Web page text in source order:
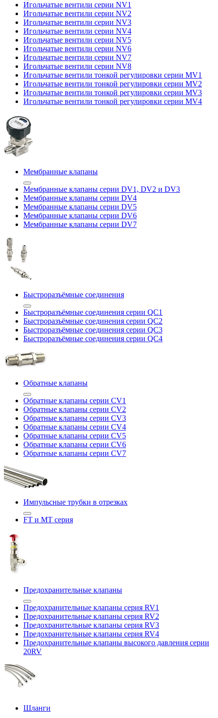
Игольчатые вентили серии NV1
Игольчатые вентили серии NV2
Игольчатые вентили серии NV3
Игольчатые вентили серии NV4
Игольчатые вентили серии NV5
Игольчатые вентили серии NV6
Игольчатые вентили серии NV7
Игольчатые вентили серии NV8
Игольчатые вентили тонкой регулировки серии MV1
Игольчатые вентили тонкой регулировки серии MV2
Игольчатые вентили тонкой регулировки серии MV3
Игольчатые вентили тонкой регулировки серии MV4
Мембранные клапаны
Мембранные клапаны серии DV1, DV2 и DV3
Мембранные клапаны серии DV4
Мембранные клапаны серии DV5
Мембранные клапаны серии DV6
Мембранные клапаны серии DV7
Быстроразъёмные соединения
Быстроразъёмные соединения серии QC1
Быстроразъёмные соединения серии QC2
Быстроразъёмные соединения серии QC3
Быстроразъёмные соединения серии QC4
Обратные клапаны
Обратные клапаны серии CV1
Обратные клапаны серии CV2
Обратные клапаны серии CV3
Обратные клапаны серии CV4
Обратные клапаны серии CV5
Обратные клапаны серии CV6
Обратные клапаны серии CV7
Импульсные трубки в отрезках
FT и MT серия
Предохранительные клапаны
Предохранительные клапаны серия RV1
Предохранительные клапаны серия RV2
Предохранительные клапаны серия RV3
Предохранительные клапаны серия RV4
Предохранительные клапаны высокого давления серии
20RV
Шланги